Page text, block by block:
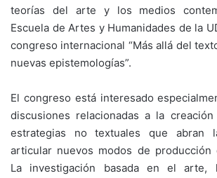
teorías del arte y los medios
Escuela de Artes y Humanidades de la
congreso internacional “Más allá del
nuevas epistemologías”.
El congreso está interesado
discusiones relacionadas a la
estrategias no textuales que abran
articular nuevos modos de producción
La investigación basada en el arte,